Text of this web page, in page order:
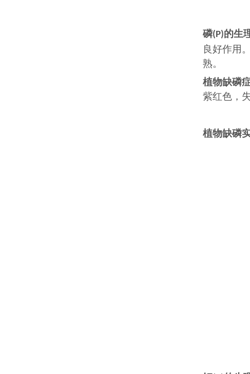
磷(P)的生
良好作用
熟。
植物缺磷
紫红色，
植物缺磷